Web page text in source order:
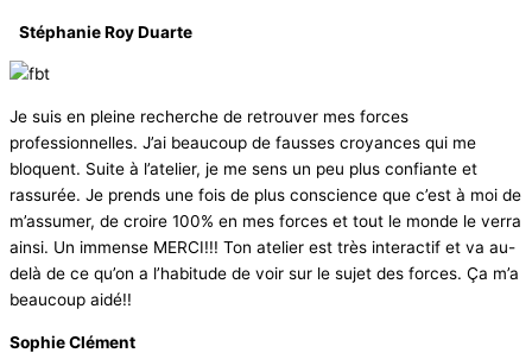
Stéphanie Roy Duarte
Je suis en pleine recherche de retrouver mes forces
professionnelles. J’ai beaucoup de fausses croyances qui me
bloquent. Suite à l’atelier, je me sens un peu plus confiante et
rassurée. Je prends une fois de plus conscience que c’est à moi de
m’assumer, de croire 100% en mes forces et tout le monde le verra
ainsi. Un immense MERCI!!! Ton atelier est très interactif et va au-
delà de ce qu’on a l’habitude de voir sur le sujet des forces. Ça m’a
beaucoup aidé!!
Sophie Clément